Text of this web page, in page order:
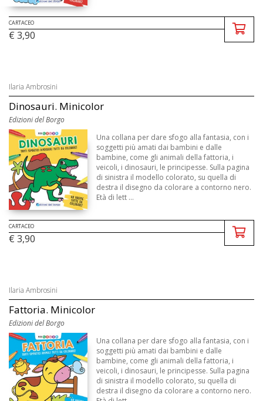
CARTACEO
€ 3,90
Ilaria Ambrosini
Dinosauri. Minicolor
Edizioni del Borgo
Una collana per dare sfogo alla fantasia, con i
soggetti più amati dai bambini e dalle
bambine, come gli animali della fattoria, i
veicoli, i dinosauri, le principesse. Sulla pagina
di sinistra il modello colorato, su quella di
destra il disegno da colorare a contorno nero.
Età di lett ...
CARTACEO
€ 3,90
Ilaria Ambrosini
Fattoria. Minicolor
Edizioni del Borgo
Una collana per dare sfogo alla fantasia, con i
soggetti più amati dai bambini e dalle
bambine, come gli animali della fattoria, i
veicoli, i dinosauri, le principesse. Sulla pagina
di sinistra il modello colorato, su quella di
destra il disegno da colorare a contorno nero.